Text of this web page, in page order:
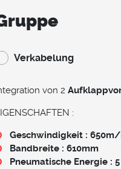
Verkabelung
von 2
:
Geschwindigkeit :
Bandbreite : 610mm
Pneumatische Energie :